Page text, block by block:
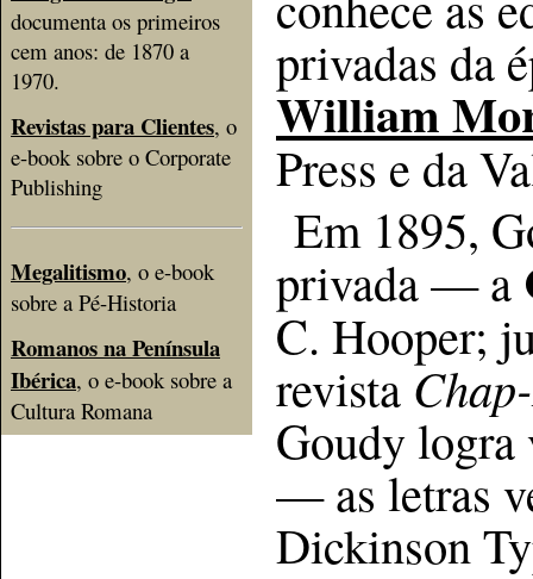
documenta os primeiros
cem anos: de 1870 a
1970.
Revistas para Clientes, o
e-book sobre o Corporate
Publishing
Megalitismo, o e-book
sobre a Pé-Historia
Romanos na Península
Ibérica, o e-book sobre a
Cultura Romana
privadas da
William
Press e da
Em 1895,
privada — a
C. Hooper;
revista
Goudy logra
— as letras
Dickinson